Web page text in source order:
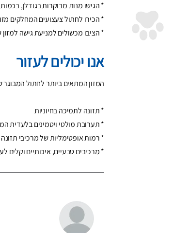
* הגישו מנות מבוקרות בגודלן,
* הכירו לחתול צעצועים המחלקים
* הציבו מכשולים למניעת גישה
אנו יכולים לעזור
המזון המתאים ביותר לחתול המבוגר
* תזונה לתמיכה בחיוניות
* תערובת מולטי ויטמינים בלעדית
* רמות אופטימליות של מרכיבי
* מרכיבים טבעיים, איכותיים וקלים